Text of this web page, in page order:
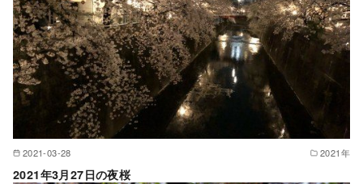
2021-03-28 2021年
2021年3月27日の夜桜